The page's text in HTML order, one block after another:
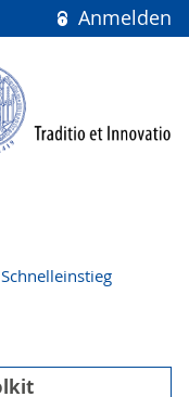
Anmelden
Schnelleinstieg